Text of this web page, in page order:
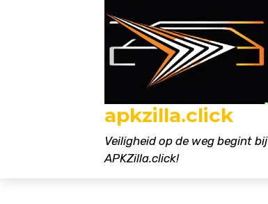
apkzilla.click
Veiligheid op de weg begint bij
APKZilla.click!